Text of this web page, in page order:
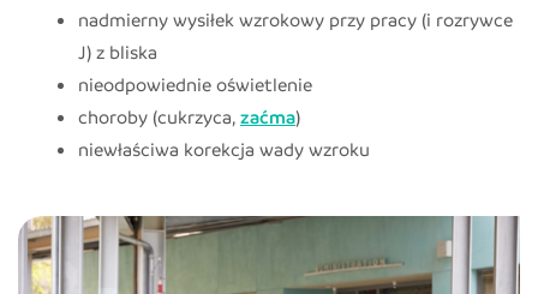
nadmierny wysiłek wzrokowy przy pracy (i rozrywce
J) z bliska
nieodpowiednie oświetlenie
choroby (cukrzyca, zaćma)
niewłaściwa korekcja wady wzroku